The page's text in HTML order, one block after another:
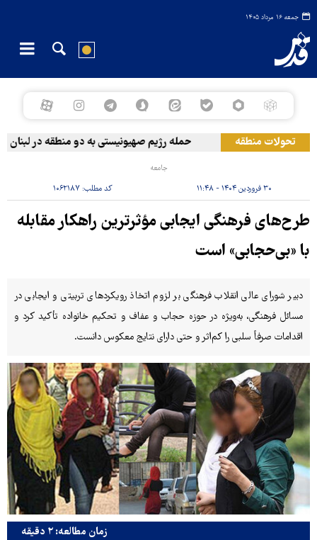
جمعه ۱۶ مرداد ۱۴۰۵
تحولات منطقه حمله رژیم صهیونیستی به دو منطقه در لبنان
جامعه
۳۰ فروردین ۱۴۰۴ - ۱۱:۴۸ کد مطلب: ۱۰۶۲۱۸۷
طرح‌های فرهنگی ایجابی مؤثرترین راهکار مقابله
با «بی‌حجابی» است
دبیر شورای عالی انقلاب فرهنگی بر لزوم اتخاذ رویکردهای تربیتی و ایجابی در
مسائل فرهنگی، به‌ویژه در حوزه حجاب و عفاف و تحکیم خانواده تأکید کرد و
اقدامات صرفاً سلبی را کم‌اثر و حتی دارای نتایج معکوس دانست.
زمان مطالعه: ۲ دقیقه